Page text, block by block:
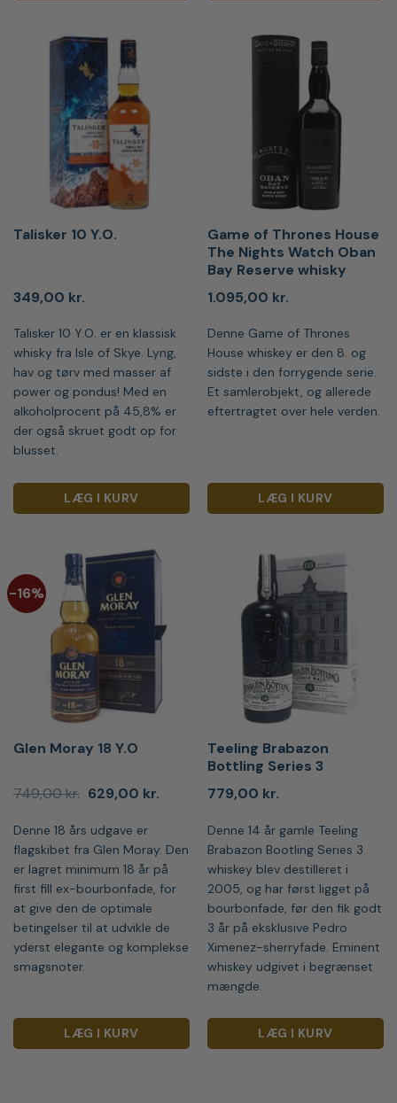
Talisker 10 Y.O.
349,00 kr.
Talisker 10 Y.O. er en klassisk
whisky fra Isle of Skye. Lyng,
hav og tørv med masser af
power og pondus! Med en
alkoholprocent på 45,8% er
der også skruet godt op for
blusset.
LÆG I KURV
Game of Thrones House
The Nights Watch Oban
Bay Reserve whisky
1.095,00 kr.
Denne Game of Thrones
House whiskey er den 8. og
sidste i den forrygende serie.
Et samlerobjekt, og allerede
eftertragtet over hele verden.
LÆG I KURV
-16%
Glen Moray 18 Y.O
749,00kr. Den
pris
var:
749,00 kr..
629,00 kr.Den
629,00 kr..
Denne 18 års udgave er
flagskibet fra Glen Moray. Den
er lagret minimum 18 år på
first fill ex-bourbonfade, for
at give den de optimale
betingelser til at udvikle de
yderst elegante og komplekse
smagsnoter.
LÆG I KURV
Teeling Brabazon
Bottling Series 3
779,00 kr.
Denne 14 år gamle Teeling
Brabazon Bootling Series 3
whiskey blev destilleret i
2005, og har først ligget på
bourbonfade, før den fik godt
3 år på eksklusive Pedro
Ximenez-sherryfade. Eminent
whiskey udgivet i begrænset
mængde.
LÆG I KURV